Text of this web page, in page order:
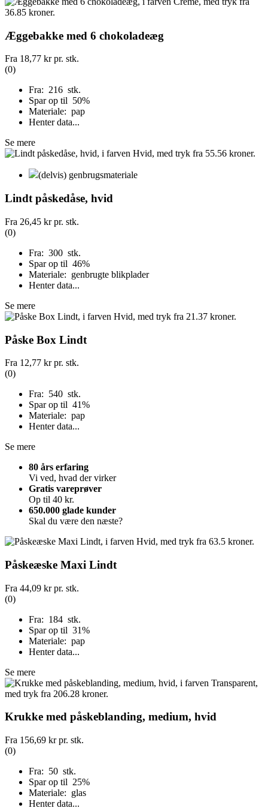
Æggebakke med 6 chokoladeæg
Fra 18,77 krpr. stk.
(0)
Fra: 216 stk.
Spar op til 50%
Materiale: pap
Henter data...
Se mere
(delvis) genbrugsmateriale
Lindt påskedåse, hvid
Fra 26,45 krpr. stk.
(0)
Fra: 300 stk.
Spar op til 46%
Materiale: genbrugte blikplader
Henter data...
Se mere
Påske Box Lindt
Fra 12,77 krpr. stk.
(0)
Fra: 540 stk.
Spar op til 41%
Materiale: pap
Henter data...
Se mere
80 års erfaring
Vi ved, hvad der virker
Gratis vareprøver
Op til 40 kr.
650.000 glade kunder
Skal du være den næste?
Påskeæske Maxi Lindt
Fra 44,09 krpr. stk.
(0)
Fra: 184 stk.
Spar op til 31%
Materiale: pap
Henter data...
Se mere
Krukke med påskeblanding, medium, hvid
Fra 156,69 krpr. stk.
(0)
Fra: 50 stk.
Spar op til 25%
Materiale: glas
Henter data...